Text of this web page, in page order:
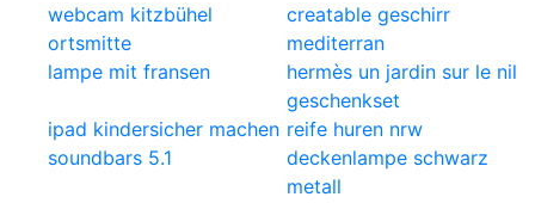
webcam kitzbühel
ortsmitte
creatable geschirr
mediterran
lampe mit fransen
hermès un jardin sur le nil
geschenkset
ipad kindersicher machen reife huren nrw
soundbars 5.1
deckenlampe schwarz
metall